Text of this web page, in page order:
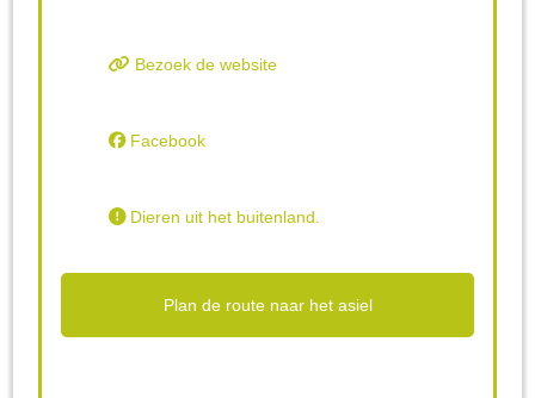
Bezoek de website
Facebook
Dieren uit het buitenland.
Plan de route naar het asiel